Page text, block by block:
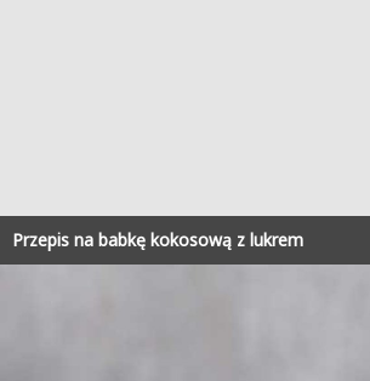
Przepis na babkę kokosową z lukrem